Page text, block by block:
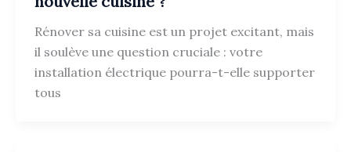
Rénover sa cuisine est un projet excitant, mais
il soulève une question cruciale : votre
installation électrique pourra-t-elle supporter
tous